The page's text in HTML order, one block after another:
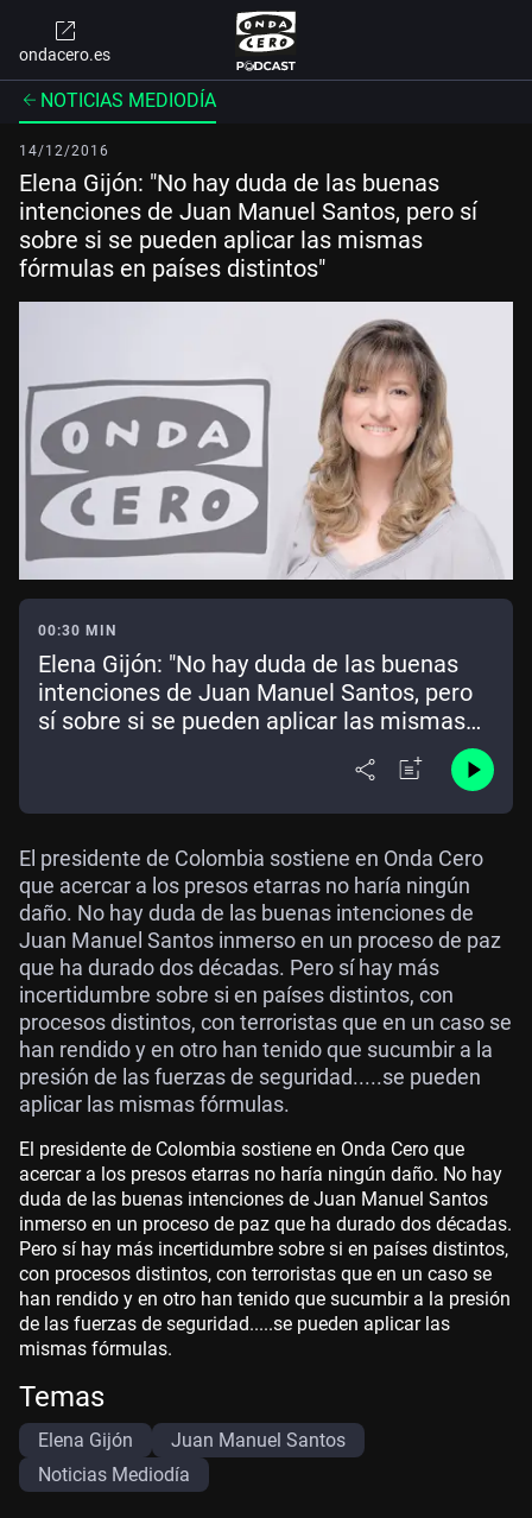
ondacero.es
NOTICIAS MEDIODÍA
14/12/2016
Elena Gijón: "No hay duda de las buenas
intenciones de Juan Manuel Santos, pero sí
sobre si se pueden aplicar las mismas
fórmulas en países distintos"
00:30 MIN
Elena Gijón: "No hay duda de las buenas
intenciones de Juan Manuel Santos, pero
sí sobre si se pueden aplicar las mismas
El presidente de Colombia sostiene en Onda Cero
que acercar a los presos etarras no haría ningún
daño. No hay duda de las buenas intenciones de
Juan Manuel Santos inmerso en un proceso de paz
que ha durado dos décadas. Pero sí hay más
incertidumbre sobre si en países distintos, con
procesos distintos, con terroristas que en un caso se
han rendido y en otro han tenido que sucumbir a la
presión de las fuerzas de seguridad.....se pueden
aplicar las mismas fórmulas.
El presidente de Colombia sostiene en Onda Cero que
acercar a los presos etarras no haría ningún daño. No hay
duda de las buenas intenciones de Juan Manuel Santos
inmerso en un proceso de paz que ha durado dos décadas.
Pero sí hay más incertidumbre sobre si en países distintos,
con procesos distintos, con terroristas que en un caso se
han rendido y en otro han tenido que sucumbir a la presión
de las fuerzas de seguridad.....se pueden aplicar las
mismas fórmulas.
Temas
Elena Gijón
Juan Manuel Santos
Noticias Mediodía